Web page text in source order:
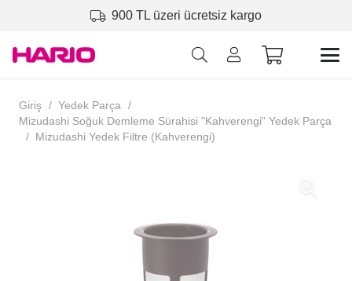
900 TL üzeri ücretsiz kargo
Giriş / Yedek Parça
/
Mizudashi Soğuk Demleme Sürahisi "Kahverengi" Yedek Parça
/ Mizudashi Yedek Filtre (Kahverengi)